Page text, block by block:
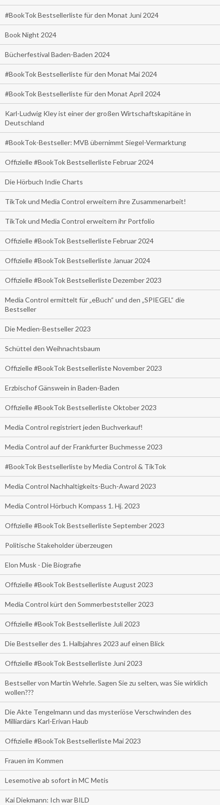
#BookTok Bestsellerliste für den Monat Juni 2024
Book Night 2024
Bücherfestival Baden-Baden 2024
#BookTok Bestsellerliste für den Monat Mai 2024
#BookTok Bestsellerliste für den Monat April 2024
Karl-Ludwig Kley ist einer der großen Wirtschaftskapitäne in
Deutschland
#BookTok-Bestseller: MVB übernimmt Siegel-Vermarktung
Offizielle #BookTok Bestsellerliste Februar 2024
Die Hörbuch Indie Charts
TikTok und Media Control erweitern ihre Zusammenarbeit!
TikTok und Media Control erweitern ihr Portfolio
Offizielle #BookTok Bestsellerliste Februar 2024
Offizielle #BookTok Bestsellerliste Januar 2024
Offizielle #BookTok Bestsellerliste Dezember 2023
Media Control ermittelt für „eBuch“ und den „SPIEGEL“ die
Bestseller
Die Medien-Bestseller 2023
Schüttel den Weihnachtsbaum
Offizielle #BookTok Bestsellerliste November 2023
Erzbischof Gänswein in Baden-Baden
Offizielle #BookTok Bestsellerliste Oktober 2023
Media Control registriert jeden Buchverkauf!
Media Control auf der Frankfurter Buchmesse 2023
#BookTok Bestsellerliste by Media Control & TikTok
Media Control Nachhaltigkeits-Buch-Award 2023
Media Control Hörbuch Kompass 1. Hj. 2023
Offizielle #BookTok Bestsellerliste September 2023
Politische Stakeholder überzeugen
Elon Musk - Die Biografie
Offizielle #BookTok Bestsellerliste August 2023
Media Control kürt den Sommerbeststeller 2023
Offizielle #BookTok Bestsellerliste Juli 2023
Die Bestseller des 1. Halbjahres 2023 auf einen Blick
Offizielle #BookTok Bestsellerliste Juni 2023
Bestseller von Martin Wehrle. Sagen Sie zu selten, was Sie wirklich
wollen???
Die Akte Tengelmann und das mysteriöse Verschwinden des
Milliardärs Karl-Erivan Haub
Offizielle #BookTok Bestsellerliste Mai 2023
Frauen im Kommen
Lesemotive ab sofort in MC Metis
Kai Diekmann: Ich war BILD